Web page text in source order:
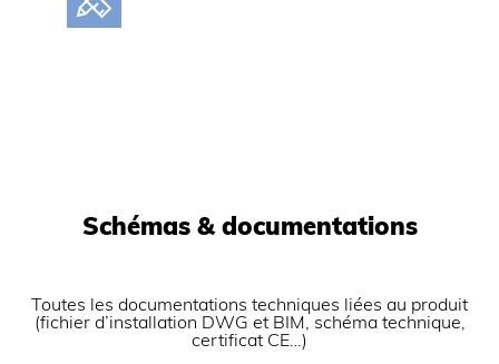
Schémas & documentations
Toutes les documentations techniques liées au produit
(fichier d’installation DWG et BIM, schéma technique,
certificat CE…)